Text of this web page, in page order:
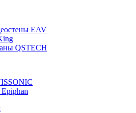
EAV
QSTECH